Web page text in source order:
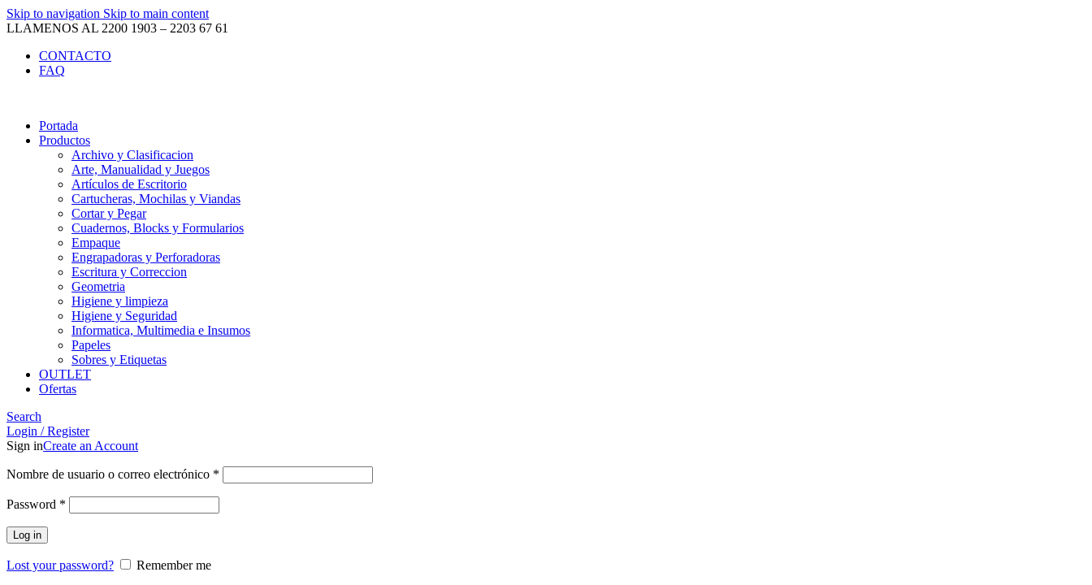
Skip to navigation Skip to main content
LLAMENOS AL 2200 1903 – 2203 67 61
CONTACTO
FAQ
Portada
Productos
Archivo y Clasificacion
Arte, Manualidad y Juegos
Artículos de Escritorio
Cartucheras, Mochilas y Viandas
Cortar y Pegar
Cuadernos, Blocks y Formularios
Empaque
Engrapadoras y Perforadoras
Escritura y Correccion
Geometria
Higiene y limpieza
Higiene y Seguridad
Informatica, Multimedia e Insumos
Papeles
Sobres y Etiquetas
OUTLET
Ofertas
Search
Login / Register
Sign inCreate an Account
Nombre de usuario o correo electrónico *
Password *
Log in
Lost your password?
Remember me